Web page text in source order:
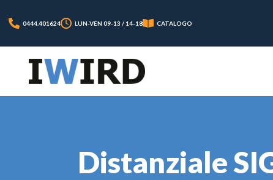
0444.401624 LUN-VEN 09-13 / 14-18 CATALOGO
Distanziale